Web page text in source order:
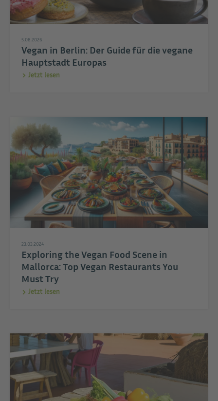
5.08.2026
Vegan in Berlin: Der Guide für die vegane
Hauptstadt Europas
Jetzt lesen
23.03.2024
Exploring the Vegan Food Scene in
Mallorca: Top Vegan Restaurants You
Must Try
Jetzt lesen